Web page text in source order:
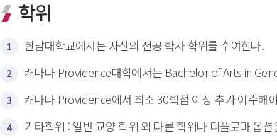
학위
1 한남대학교에서는 자신의 전공 학사 학위를 수여한다.
2 캐나다 Providence대학에서는 Bachelor of Arts in
3 캐나다 Providence에서 최소 30학점 이상 추가 이수해
4 기타학위 : 일반 교양 학위 외 다른 학위나 디플로마 옵